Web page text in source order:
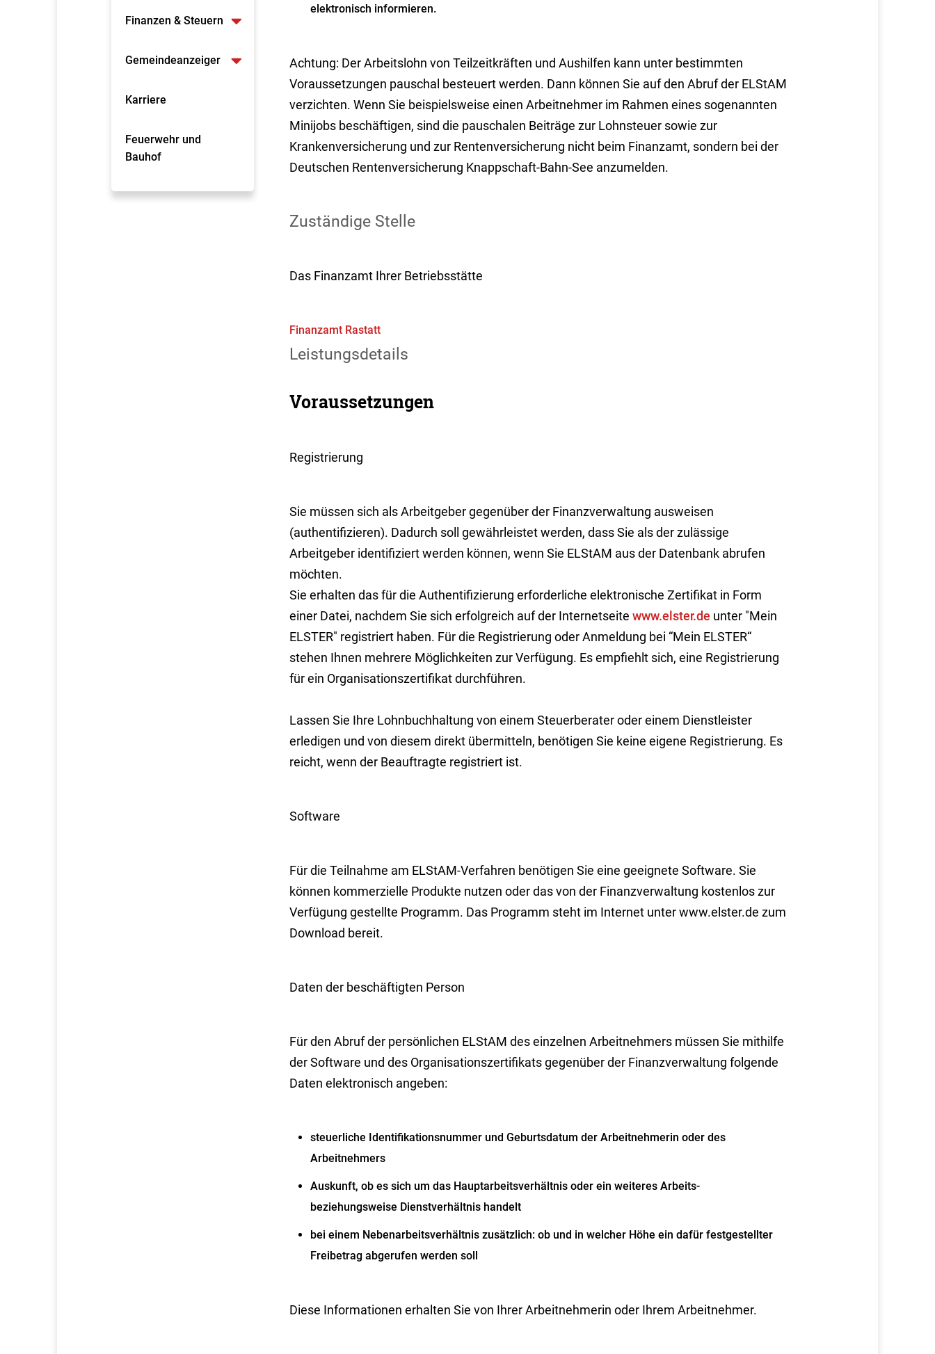
Finanzen & Steuern
Gemeindeanzeiger
Karriere
Feuerwehr und
Bauhof
elektronisch informieren.
Achtung: Der Arbeitslohn von Teilzeitkräften und Aushilfen kann unter bestimmten
Voraussetzungen pauschal besteuert werden. Dann können Sie auf den Abruf der ELStAM
verzichten. Wenn Sie beispielsweise einen Arbeitnehmer im Rahmen eines sogenannten
Minijobs beschäftigen, sind die pauschalen Beiträge zur Lohnsteuer sowie zur
Krankenversicherung und zur Rentenversicherung nicht beim Finanzamt, sondern bei der
Deutschen Rentenversicherung Knappschaft-Bahn-See anzumelden.
Zuständige Stelle
Das Finanzamt Ihrer Betriebsstätte
Finanzamt Rastatt
Leistungsdetails
Voraussetzungen
Registrierung
Sie müssen sich als Arbeitgeber gegenüber der Finanzverwaltung ausweisen
(authentifizieren). Dadurch soll gewährleistet werden, dass Sie als der zulässige
Arbeitgeber identifiziert werden können, wenn Sie ELStAM aus der Datenbank abrufen
möchten.
Sie erhalten das für die Authentifizierung erforderliche elektronische Zertifikat in Form
einer Datei, nachdem Sie sich erfolgreich auf der Internetseite www.elster.de unter "Mein
ELSTER" registriert haben. Für die Registrierung oder Anmeldung bei “Mein ELSTER“
stehen Ihnen mehrere Möglichkeiten zur Verfügung. Es empfiehlt sich, eine Registrierung
für ein Organisationszertifikat durchführen.
Lassen Sie Ihre Lohnbuchhaltung von einem Steuerberater oder einem Dienstleister
erledigen und von diesem direkt übermitteln, benötigen Sie keine eigene Registrierung. Es
reicht, wenn der Beauftragte registriert ist.
Software
Für die Teilnahme am ELStAM-Verfahren benötigen Sie eine geeignete Software. Sie
können kommerzielle Produkte nutzen oder das von der Finanzverwaltung kostenlos zur
Verfügung gestellte Programm. Das Programm steht im Internet unter www.elster.de zum
Download bereit.
Daten der beschäftigten Person
Für den Abruf der persönlichen ELStAM des einzelnen Arbeitnehmers müssen Sie mithilfe
der Software und des Organisationszertifikats gegenüber der Finanzverwaltung folgende
Daten elektronisch angeben:
steuerliche Identifikationsnummer und Geburtsdatum der Arbeitnehmerin oder des
Arbeitnehmers
Auskunft, ob es sich um das Hauptarbeitsverhältnis oder ein weiteres Arbeits-
beziehungsweise Dienstverhältnis handelt
bei einem Nebenarbeitsverhältnis zusätzlich: ob und in welcher Höhe ein dafür festgestellter
Freibetrag abgerufen werden soll
Diese Informationen erhalten Sie von Ihrer Arbeitnehmerin oder Ihrem Arbeitnehmer.